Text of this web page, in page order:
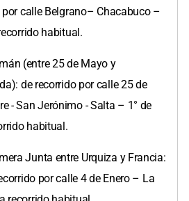
por calle Belgrano– Chacabuco –
habitual.
(entre 25 de Mayo y
de recorrido por calle 25 de
- San Jerónimo - Salta – 1° de
habitual.
Junta entre Urquiza y Francia:
por calle 4 de Enero – La